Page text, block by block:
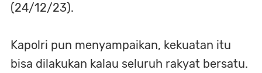
(24/12/23).
Kapolri pun menyampaikan, kekuatan itu
bisa dilakukan kalau seluruh rakyat bersatu.